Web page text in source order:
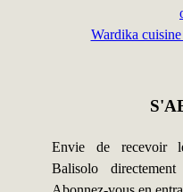
Wardika
Envie de recevoir
Balisolo